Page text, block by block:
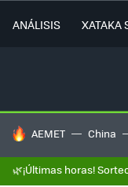
ANÁLISIS XATAKA
HOY SE HABLA DE
AEMET China
🌿¡Últimas horas!